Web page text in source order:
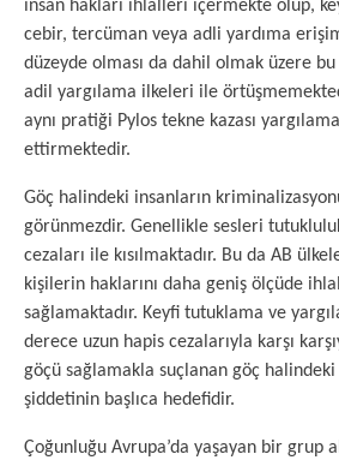
insan hakları ihlalleri içermekte olup,
cebir, tercüman veya adli yardıma
düzeyde olması da dahil olmak üzere
adil yargılama ilkeleri ile
aynı pratiği Pylos tekne kazası
ettirmektedir.
Göç halindeki insanların
görünmezdir. Genellikle sesleri
cezaları ile kısılmaktadır. Bu da AB
kişilerin haklarını daha geniş ölçüde
sağlamaktadır. Keyfi tutuklama ve
derece uzun hapis cezalarıyla karşı
göçü sağlamakla suçlanan göç halindeki
şiddetinin başlıca hedefidir.
Çoğunluğu Avrupa’da yaşayan bir grup